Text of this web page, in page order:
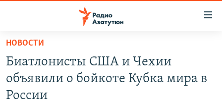
Перейти
основному
содержанию
Перейти
НОВОСТИ
ПОЛИТИКА
НОВОСТИ
Биатлонисты США и Чехии
объявили о бойкоте Кубка мира в
России